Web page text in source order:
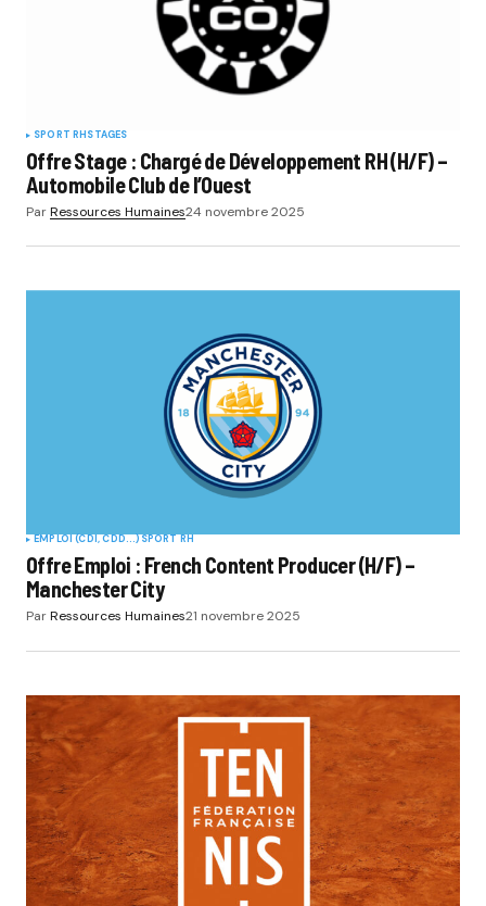
SPORT RHSTAGES
Offre Stage : Chargé de Développement RH (H/F) –
Automobile Club de l’Ouest
ParRessources Humaines24 novembre 2025
EMPLOI (CDI, CDD...) SPORT RH
Offre Emploi : French Content Producer (H/F) –
Manchester City
ParRessources Humaines21 novembre 2025